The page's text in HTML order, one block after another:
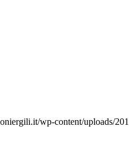
wp-content/uploads/